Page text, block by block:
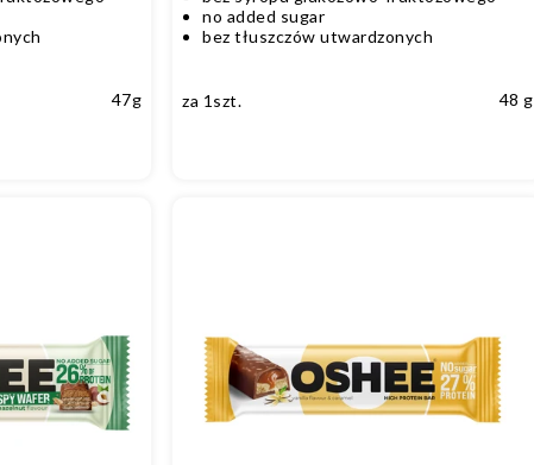
47g
no added sugar
bez tłuszczów utwardzonych
za 1szt. 48 g